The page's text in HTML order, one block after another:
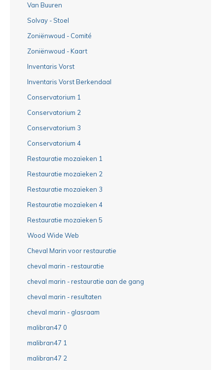
Van Buuren
Solvay - Stoel
Zoniënwoud - Comité
Zoniënwoud - Kaart
Inventaris Vorst
Inventaris Vorst Berkendaal
Conservatorium 1
Conservatorium 2
Conservatorium 3
Conservatorium 4
Restauratie mozaïeken 1
Restauratie mozaïeken 2
Restauratie mozaïeken 3
Restauratie mozaïeken 4
Restauratie mozaïeken 5
Wood Wide Web
Cheval Marin voor restauratie
cheval marin - restauratie
cheval marin - restauratie aan de gang
cheval marin - resultaten
cheval marin - glasraam
malibran47 0
malibran47 1
malibran47 2